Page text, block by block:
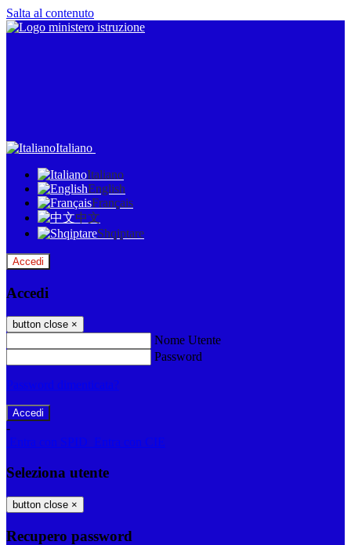
Salta al contenuto
Italiano
Italiano
English
Français
中文
Shqiptare
Accedi
Accedi
button close ×
Nome Utente
Password
Password dimenticata?
-
Entra con SPID
Entra con CIE
Seleziona utente
button close ×
Recupero password